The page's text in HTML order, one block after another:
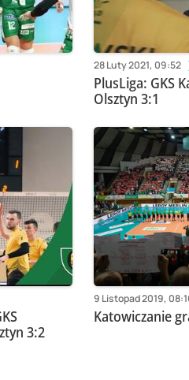
28 Luty 2021, 09:52
PlusLiga: GKS
Olsztyn 3:1
3:2
9 Listopad 2019,
Katowiczanie